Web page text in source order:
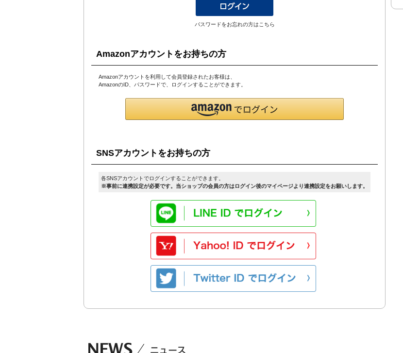
パスワードをお忘れの方はこちら
Amazonアカウントをお持ちの方
Amazonアカウントを利用して会員登録されたお客様は、
AmazonのID、パスワードで、ログインすることができます。
SNSアカウントをお持ちの方
各SNSアカウントでログインすることができます。
※事前に連携設定が必要です。当ショップの会員の方はログイン後のマイページより連携設定をお願いします。